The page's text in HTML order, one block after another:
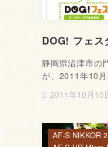
DOG! フェス
静岡県沼津市の
が、2011年10
2011年10月10
AF-S NIKKOR